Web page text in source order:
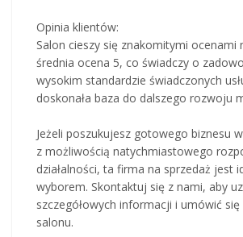
Opinia klientów:
Salon cieszy się znakomitymi ocenami
średnia ocena 5, co świadczy o
wysokim standardzie świadczonych
doskonała baza do dalszego rozwoju
Jeżeli poszukujesz gotowego biznesu
z możliwością natychmiastowego
działalności, ta firma na sprzedaż jest
wyborem. Skontaktuj się z nami, aby
szczegółowych informacji i umówić
salonu.